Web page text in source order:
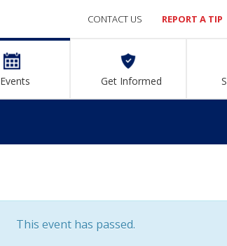
Events Get Informed
CONTACT US REPORT A TIP
This event has passed.